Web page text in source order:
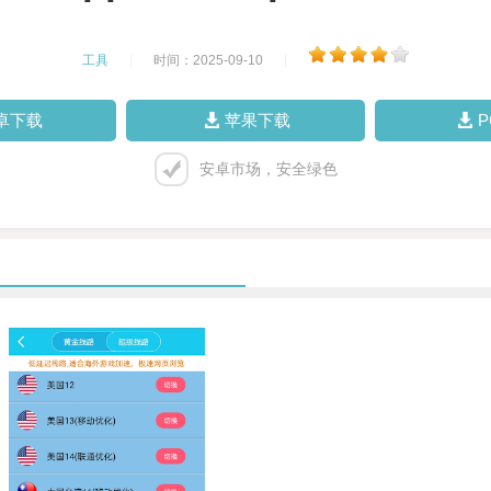
工具 时间：2025-09-10
下载 苹果下载
安卓市场，安全绿色